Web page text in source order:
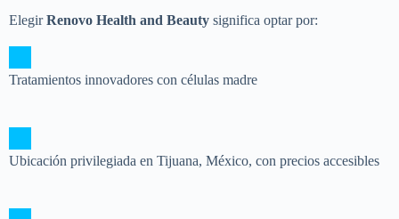
ElegirRenovo Health and Beauty significa optar por:
Tratamientos innovadores con células madre
Ubicación privilegiada en Tijuana, México, con precios accesibles